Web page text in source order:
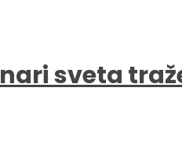
sveta